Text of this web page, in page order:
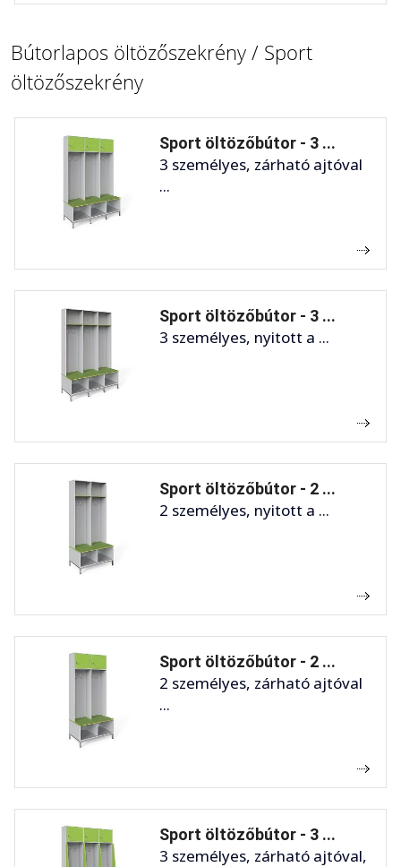
Bútorlapos öltözőszekrény / Sport
öltözőszekrény
Sport öltözőbútor - 3 ...
3 személyes, zárható ajtóval
...
Sport öltözőbútor - 3 ...
3 személyes, nyitott a ...
Sport öltözőbútor - 2 ...
2 személyes, nyitott a ...
Sport öltözőbútor - 2 ...
2 személyes, zárható ajtóval
...
Sport öltözőbútor - 3 ...
3 személyes, zárható ajtóval,